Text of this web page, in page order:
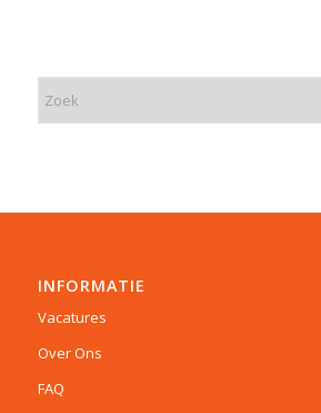
INFORMATIE
Vacatures
Over Ons
FAQ